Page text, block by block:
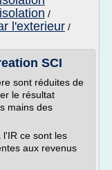
/
l'exterieur /
SCI
sont réduites de
le résultat
mains des
l'IR ce sont les
aux revenus